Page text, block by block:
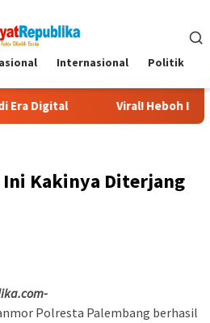
Internasional Politik
Viral! Heboh Istri Bongkar Isi
Ini Kakinya Diterjang
Polresta Palembang berhasil